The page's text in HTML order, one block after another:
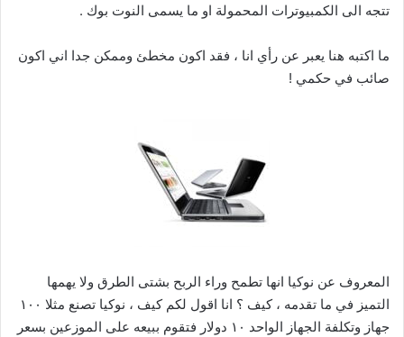
تتجه الى الكمبيوترات المحمولة او ما يسمى النوت بوك .
ما اكتبه هنا يعبر عن رأي انا ، فقد اكون مخطئ وممكن جدا اني اكون
صائب في حكمي !
المعروف عن نوكيا انها تطمح وراء الربح بشتى الطرق ولا يهمها
التميز في ما تقدمه ، كيف ؟ انا اقول لكم كيف ، نوكيا تصنع مثلا ١٠٠
جهاز وتكلفة الجهاز الواحد ١٠ دولار فتقوم ببيعه على الموزعين بسعر